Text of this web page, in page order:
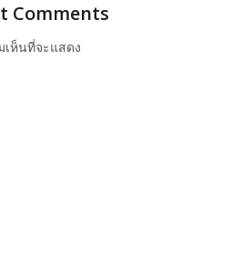
Comments
เห็นที่จะแสดง